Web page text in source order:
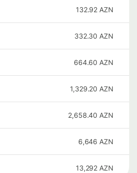
132.92 AZN
332.30 AZN
664.60 AZN
1,329.20 AZN
2,658.40 AZN
6,646 AZN
13,292 AZN